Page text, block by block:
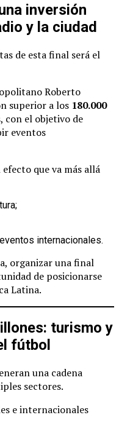
inversión
y la ciudad
de esta final será el
Roberto
superior a los 180.000
, con el objetivo de
eventos
que va más allá
internacionales.
organizar una final
de posicionarse
Latina.
turismo y
fútbol
una cadena
sectores.
e internacionales